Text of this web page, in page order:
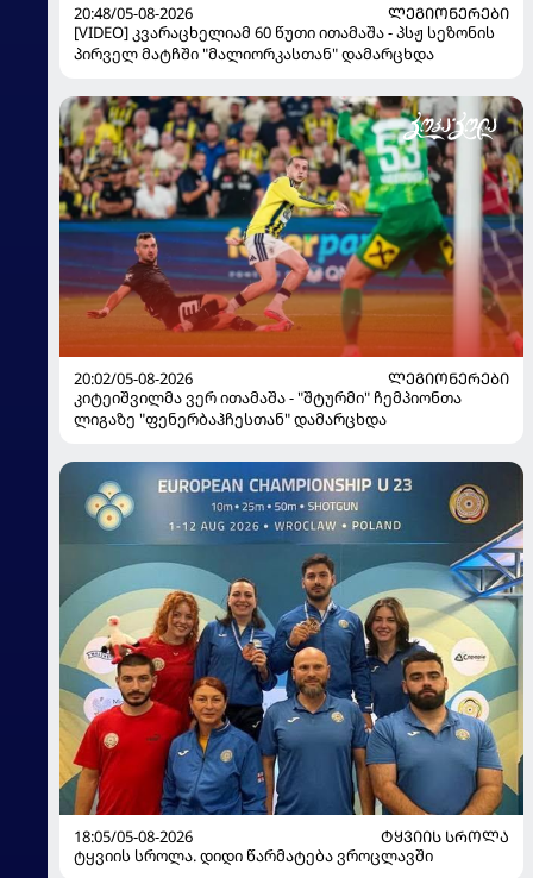
20:48/05-08-2026
ᲚᲔᲒᲘᲝᲜᲔᲠᲔᲑᲘ
[VIDEO] კვარაცხელიამ 60 წუთი ითამაშა - პსჟ სეზონის
პირველ მატჩში "მალიორკასთან" დამარცხდა
20:02/05-08-2026
ᲚᲔᲒᲘᲝᲜᲔᲠᲔᲑᲘ
კიტეიშვილმა ვერ ითამაშა - "შტურმი" ჩემპიონთა
ლიგაზე "ფენერბაჰჩესთან" დამარცხდა
18:05/05-08-2026
ᲢᲧᲕᲘᲘᲡ ᲡᲠᲝᲚᲐ
ტყვიის სროლა. დიდი წარმატება ვროცლავში